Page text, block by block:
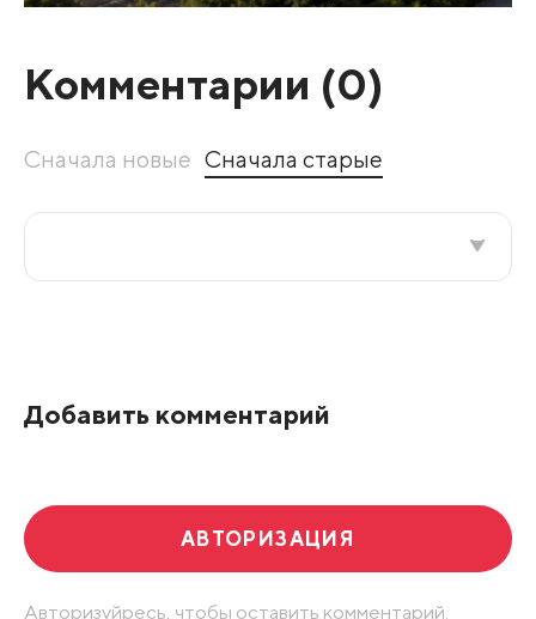
Комментарии (0)
Сначала новые Сначала старые
Добавить комментарий
АВТОРИЗАЦИЯ
Авторизуйресь, чтобы оставить комментарий.